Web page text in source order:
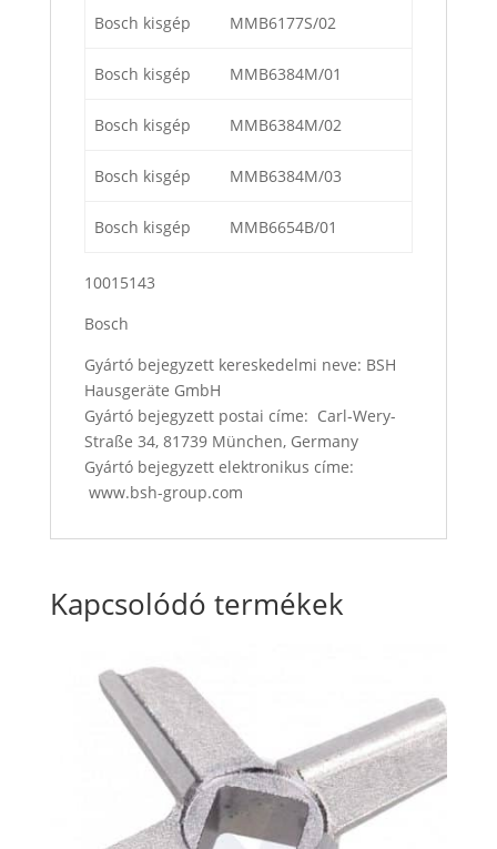
Bosch kisgép MMB6177S/02
Bosch kisgép MMB6384M/01
Bosch kisgép MMB6384M/02
Bosch kisgép MMB6384M/03
Bosch kisgép MMB6654B/01
10015143
Bosch
Gyártó bejegyzett kereskedelmi neve: BSH
Hausgeräte GmbH
Gyártó bejegyzett postai címe: Carl-Wery-
Straße 34, 81739 München, Germany
Gyártó bejegyzett elektronikus címe:
www.bsh-group.com
Kapcsolódó termékek